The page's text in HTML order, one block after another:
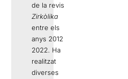
de la revista
Zirkòlika
entre els
anys 2012 i
2022. Ha
realitzat
diverses